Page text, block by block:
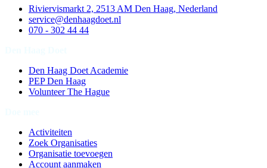
Riviervismarkt 2, 2513 AM Den Haag, Nederland
service@denhaagdoet.nl
070 - 302 44 44
Den Haag Doet Academie
PEP Den Haag
Volunteer The Hague
Activiteiten
Zoek Organisaties
Organisatie toevoegen
Account aanmaken